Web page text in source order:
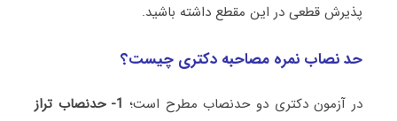
پذیرش قطعی در این مقطع داشته باشید.
حد نصاب نمره مصاحبه دکتری چیست؟
در آزمون دکتری دو حدنصاب مطرح است؛
1- حدنصاب تراز